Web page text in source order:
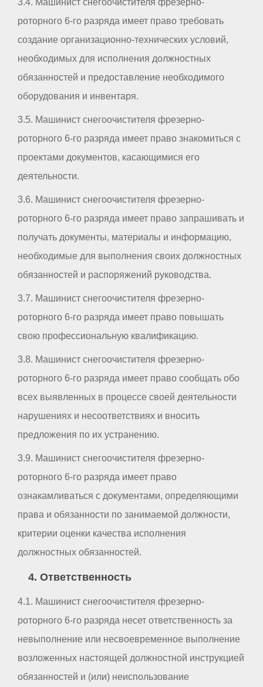
3.4. Машинист снегоочистителя фрезерно-
роторного 6-го разряда имеет право требовать
создание организационно-технических условий,
необходимых для исполнения должностных
обязанностей и предоставление необходимого
оборудования и инвентаря.
3.5. Машинист снегоочистителя фрезерно-
роторного 6-го разряда имеет право знакомиться с
проектами документов, касающимися его
деятельности.
3.6. Машинист снегоочистителя фрезерно-
роторного 6-го разряда имеет право запрашивать и
получать документы, материалы и информацию,
необходимые для выполнения своих должностных
обязанностей и распоряжений руководства.
3.7. Машинист снегоочистителя фрезерно-
роторного 6-го разряда имеет право повышать
свою профессиональную квалификацию.
3.8. Машинист снегоочистителя фрезерно-
роторного 6-го разряда имеет право сообщать обо
всех выявленных в процессе своей деятельности
нарушениях и несоответствиях и вносить
предложения по их устранению.
3.9. Машинист снегоочистителя фрезерно-
роторного 6-го разряда имеет право
ознакамливаться с документами, определяющими
права и обязанности по занимаемой должности,
критерии оценки качества исполнения
должностных обязанностей.
4. Ответственность
4.1. Машинист снегоочистителя фрезерно-
роторного 6-го разряда несет ответственность за
невыполнение или несвоевременное выполнение
возложенных настоящей должностной инструкцией
обязанностей и (или) неиспользование